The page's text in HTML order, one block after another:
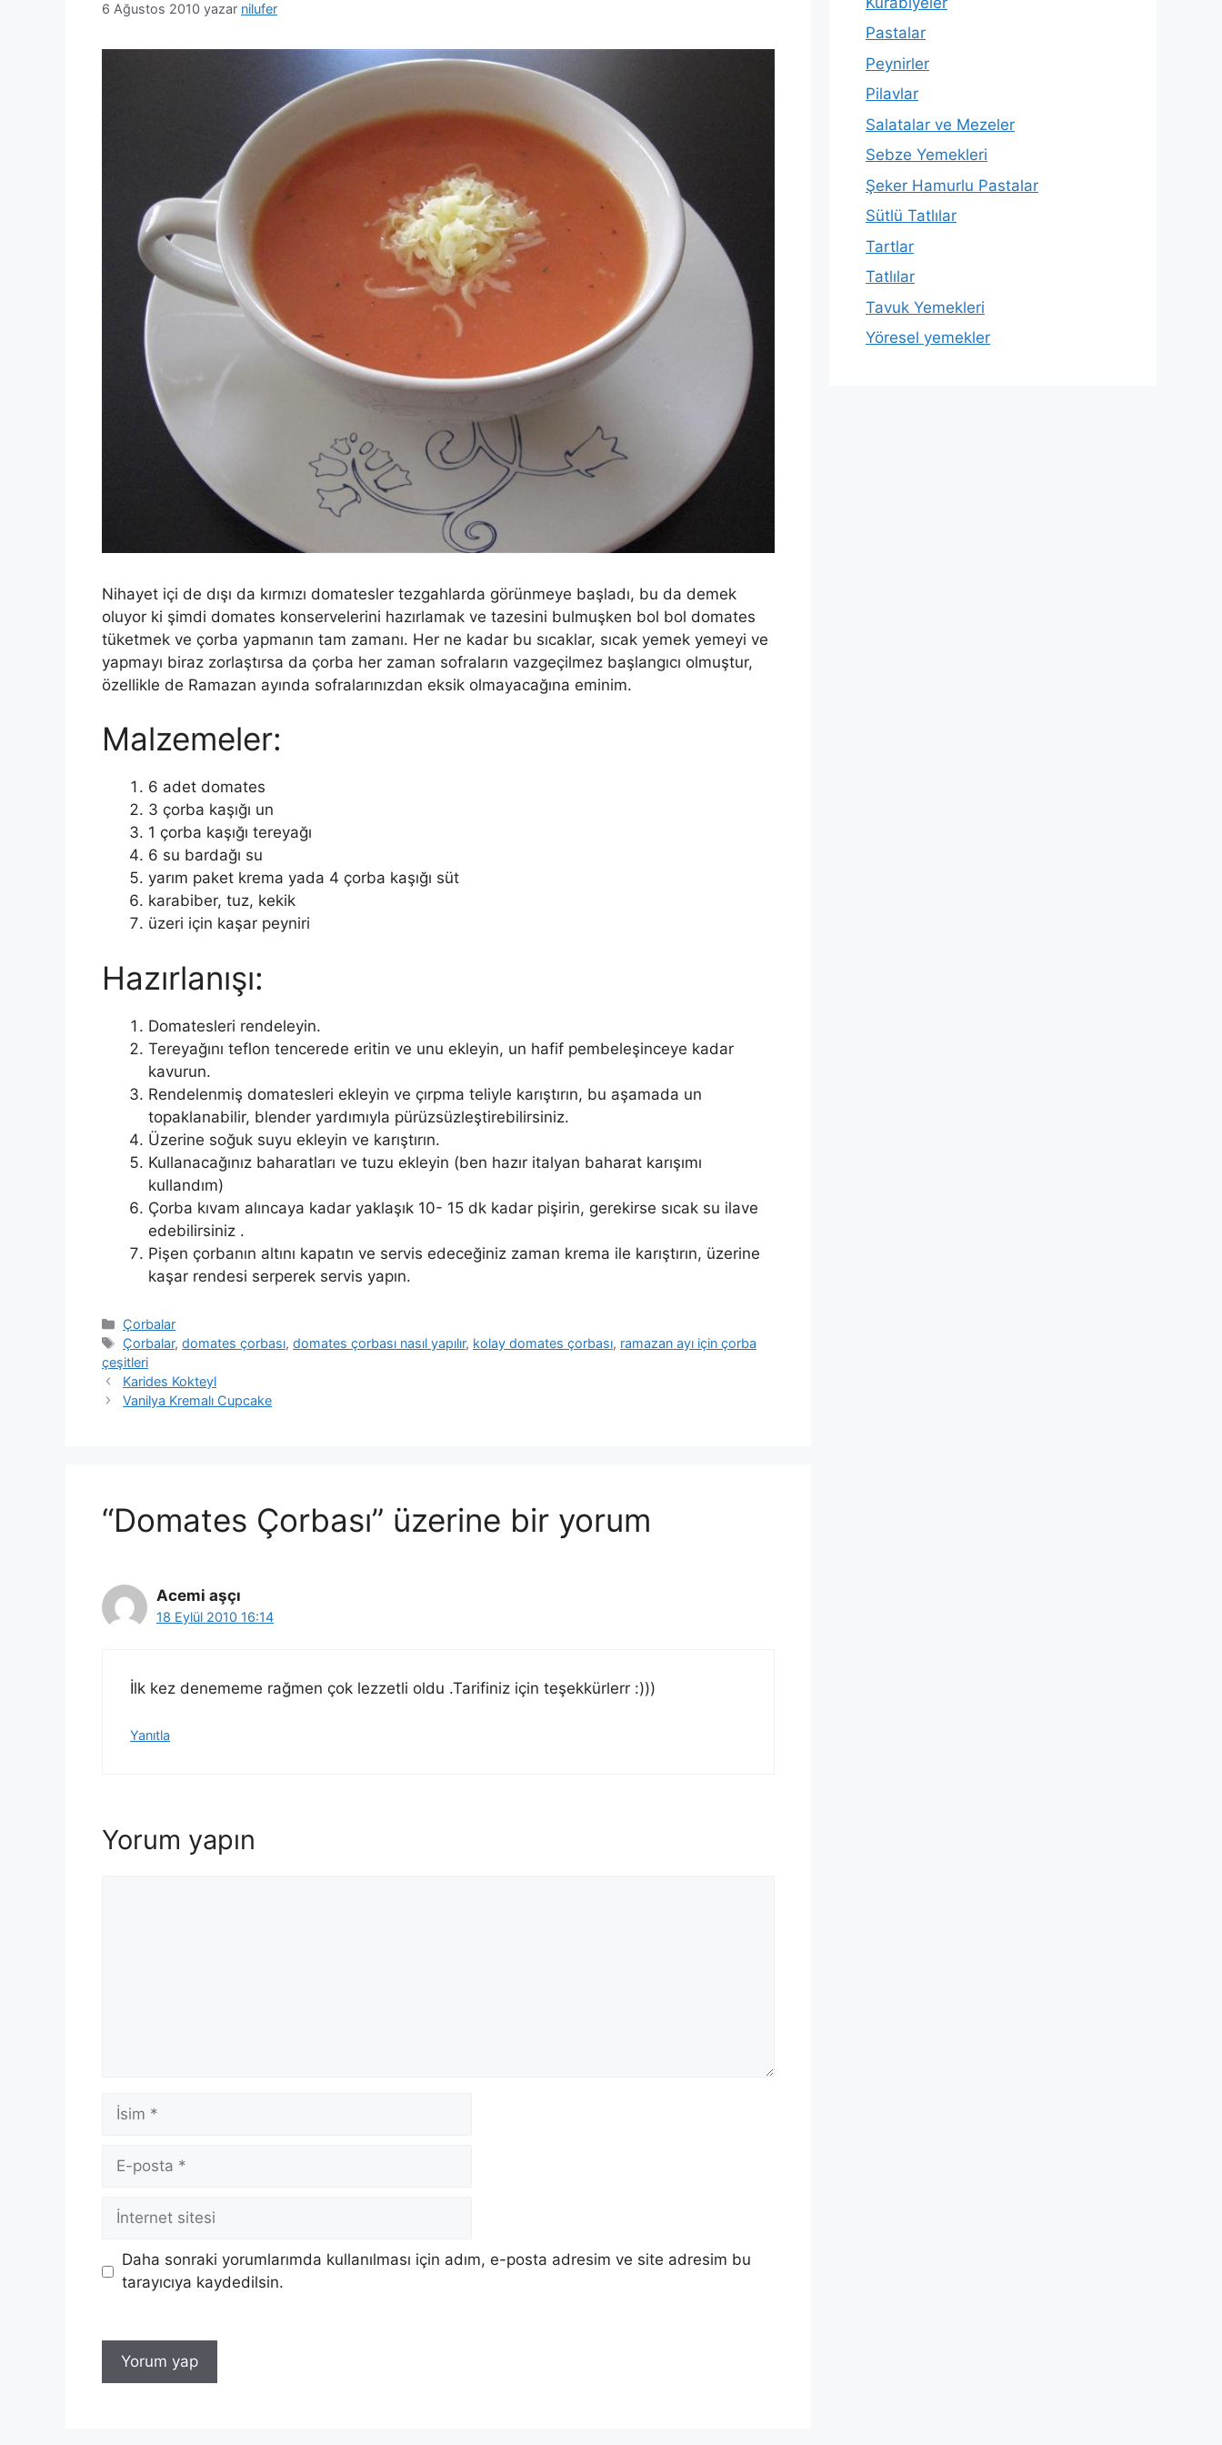
6 Ağustos 2010 yazar nilufer
Nihayet içi de dışı da kırmızı domatesler tezgahlarda görünmeye başladı, bu da demek
oluyor ki şimdi domates konservelerini hazırlamak ve tazesini bulmuşken bol bol domates
tüketmek ve çorba yapmanın tam zamanı. Her ne kadar bu sıcaklar, sıcak yemek yemeyi ve
yapmayı biraz zorlaştırsa da çorba her zaman sofraların vazgeçilmez başlangıcı olmuştur,
özellikle de Ramazan ayında sofralarınızdan eksik olmayacağına eminim.
Malzemeler:
6 adet domates
3 çorba kaşığı un
1 çorba kaşığı tereyağı
6 su bardağı su
yarım paket krema yada 4 çorba kaşığı süt
karabiber, tuz, kekik
üzeri için kaşar peyniri
Hazırlanışı:
Domatesleri rendeleyin.
Tereyağını teflon tencerede eritin ve unu ekleyin, un hafif pembeleşinceye kadar
kavurun.
Rendelenmiş domatesleri ekleyin ve çırpma teliyle karıştırın, bu aşamada un
topaklanabilir, blender yardımıyla pürüzsüzleştirebilirsiniz.
Üzerine soğuk suyu ekleyin ve karıştırın.
Kullanacağınız baharatları ve tuzu ekleyin (ben hazır italyan baharat karışımı
kullandım)
Çorba kıvam alıncaya kadar yaklaşık 10- 15 dk kadar pişirin, gerekirse sıcak su ilave
edebilirsiniz .
Pişen çorbanın altını kapatın ve servis edeceğiniz zaman krema ile karıştırın, üzerine
kaşar rendesi serperek servis yapın.
Kategoriler
Çorbalar
Etiketler
Çorbalar,domates çorbası,domates çorbası nasıl yapılır, kolay domates çorbası, ramazan ayı için çorba
çeşitleri
Karides Kokteyl
Vanilya Kremalı Cupcake
“Domates Çorbası” üzerine bir yorum
Acemi aşçı
18 Eylül 2010 16:14
İlk kez denememe rağmen çok lezzetli oldu .Tarifiniz için teşekkürlerr :)))
Yanıtla
Yorum yapın
İsim
posta
İnternet
Daha sonraki yorumlarımda kullanılması için adım, e-posta adresim ve site adresim bu
tarayıcıya kaydedilsin.
Pastalar
Peynirler
Pilavlar
Salatalar ve Mezeler
Sebze Yemekleri
Şeker Hamurlu Pastalar
Sütlü Tatlılar
Tartlar
Tatlılar
Tavuk Yemekleri
Yöresel yemekler